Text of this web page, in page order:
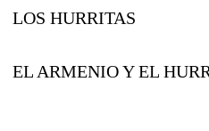
LOS HURRITAS
EL ARMENIO Y EL